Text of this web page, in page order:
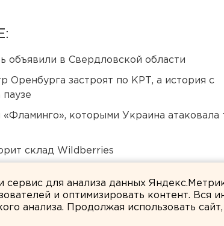
объявили в Свердловской области
Оренбурга застроят по КРТ, а история с
которыми Украина атаковала
склад Wildberries
сервис для анализа данных
и оптимизировать контент. Вся
анализа. Продолжая использовать